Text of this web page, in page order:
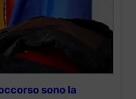
sono la